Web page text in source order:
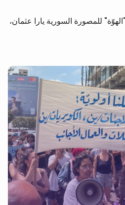
للمصورة السورية يارا عثمان،